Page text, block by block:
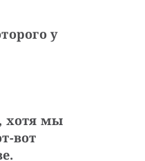
у
хотя мы
вот